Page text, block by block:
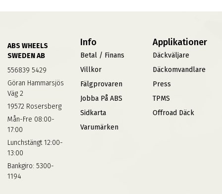
ABS WHEELS
SWEDEN AB
556839 5429
Göran Hammarsjös
Väg 2
19572 Rosersberg
Mån-Fre 08:00-
17:00
Lunchstängt 12:00-
13:00
Bankgiro: 5300-
1194
Info
Betal / Finans
Villkor
Fälgprovaren
Jobba På ABS
Sidkarta
Varumärken
Applikationer
Däckväljare
Däckomvandlare
Press
TPMS
Offroad Däck